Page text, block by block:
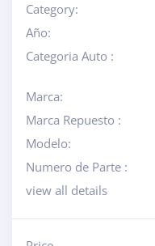
Category:
Año:
Categoria Auto :
Marca:
Marca Repuesto :
Modelo:
Numero de Parte :
view all details